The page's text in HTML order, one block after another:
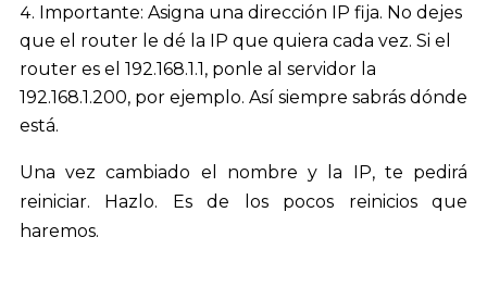
Importante: Asigna una dirección IP fija. No dejes
que el router le dé la IP que quiera cada vez. Si el
router es el 192.168.1.1, ponle al servidor la
192.168.1.200, por ejemplo. Así siempre sabrás dónde
está.
Una vez cambiado el nombre y la IP, te pedirá
reiniciar. Hazlo. Es de los pocos reinicios que
haremos.